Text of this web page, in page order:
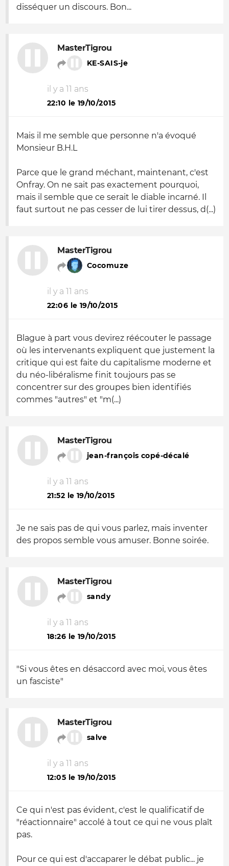
disséquer un discours. Bon...
MasterTigrou
KE-SAIS-je
il y a 11 ans
22:10 le 19/10/2015
Mais il me semble que personne n'a évoqué
Monsieur B.H.L
Parce que le grand méchant, maintenant, c'est
Onfray. On ne sait pas exactement pourquoi,
mais il semble que ce serait le diable incarné. Il
faut surtout ne pas cesser de lui tirer dessus, d(...)
MasterTigrou
Cocomuze
il y a 11 ans
22:06 le 19/10/2015
Blague à part vous devirez réécouter le passage
où les intervenants expliquent que justement la
critique qui est faite du capitalisme moderne et
du néo-libéralisme finit toujours pas se
concentrer sur des groupes bien identifiés
commes "autres" et "m(...)
MasterTigrou
jean-françois copé-décalé
il y a 11 ans
21:52 le 19/10/2015
Je ne sais pas de qui vous parlez, mais inventer
des propos semble vous amuser. Bonne soirée.
MasterTigrou
sandy
il y a 11 ans
18:26 le 19/10/2015
"Si vous êtes en désaccord avec moi, vous êtes
un fasciste"
MasterTigrou
salve
il y a 11 ans
12:05 le 19/10/2015
Ce qui n'est pas évident, c'est le qualificatif de
"réactionnaire" accolé à tout ce qui ne vous plaît
pas.
Pour ce qui est d'accaparer le débat public... je